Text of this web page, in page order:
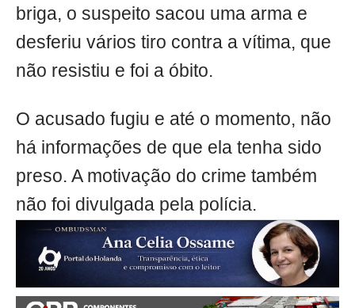
briga, o suspeito sacou uma arma e
desferiu vários tiro contra a vítima, que
não resistiu e foi a óbito.
O acusado fugiu e até o momento, não
há informações de que ela tenha sido
preso. A motivação do crime também
não foi divulgada pela polícia.